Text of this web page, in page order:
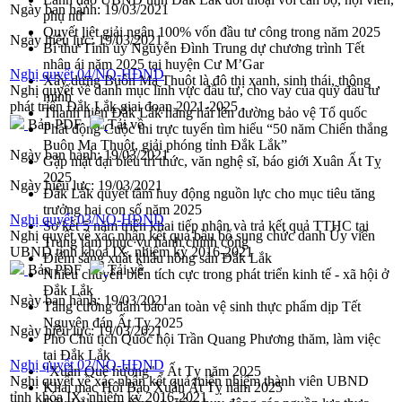
phụ nữ
Quyết liệt giải ngân 100% vốn đầu tư công trong năm 2025
Bí thư Tỉnh ủy Nguyễn Đình Trung dự chương trình Tết
nhân ái năm 2025 tại huyện Cư M’Gar
Xây dựng Buôn Ma Thuột là đô thị xanh, sinh thái, thông
minh
Thanh niên Đắk Lắk hăng hái lên đường bảo vệ Tổ quốc
Phát động Cuộc thi trực tuyến tìm hiểu “50 năm Chiến thắng
Buôn Ma Thuột, giải phóng tỉnh Đắk Lắk”
Gặp mặt đại biểu trí thức, văn nghệ sĩ, báo giới Xuân Ất Tỵ
2025
Đắk Lắk quyết tâm huy động nguồn lực cho mục tiêu tăng
trưởng hai con số năm 2025
Sơ kết 5 năm triển khai tiếp nhận và trả kết quả TTHC tại
Trung tâm phục vụ hành chính công
Điểm sáng xuất khẩu nông sản Đắk Lắk
Nhiều chuyển biến tích cực trong phát triển kinh tế - xã hội ở
Đắk Lắk
Tăng cường đảm bảo an toàn vệ sinh thực phẩm dịp Tết
Nguyên đán Ất Tỵ 2025
Phó Chủ tịch Quốc hội Trần Quang Phương thăm, làm việc
tại Đắk Lắk
"Xuân Quê hương" - Ất Tỵ năm 2025
Khai mạc Hội Báo Xuân Ất Tỵ năm 2025
Ngày ban hành: 19/03/2021
Ngày hiệu lực:19/03/2021
Nghị quyết 04/NQ-HĐND
Nghị quyết về danh mục lĩnh vực đầu tư, cho vay của quỹ đầu tư
phát triển Đắk Lắk giai đoạn 2021-2025
Bản PDF
Tải về
Ngày ban hành:19/03/2021
Ngày hiệu lực: 19/03/2021
Nghị quyết 03/NQ-HĐND
Nghị quyết về xác nhận kết quả bầu bổ sung chức danh Ủy viên
UBND tỉnh khóa IX, nhiệm kỳ 2016-2021
Bản PDF
Tải về
Ngày ban hành: 19/03/2021
Ngày hiệu lực:19/03/2021
Nghị quyết 02/NQ-HĐND
Nghị quyết về xác nhận kết quả miễn nhiệm thành viên UBND
tỉnh khóa IX, nhiệm kỳ 2016-2021